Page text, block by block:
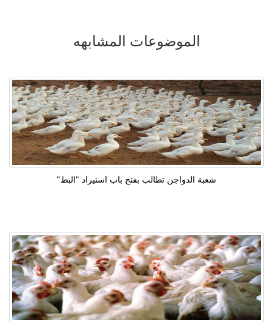
الموضوعات المشابهه
شعبة الدواجن تطالب بفتح باب استيراد "البط"